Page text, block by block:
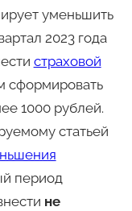
уменьшить
2023 года
страховой
сформировать
1000 рублей.
статьей
период
не